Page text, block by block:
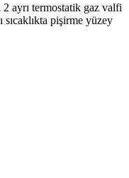
ayrı termostatik gaz valfi
pişirme yüzey